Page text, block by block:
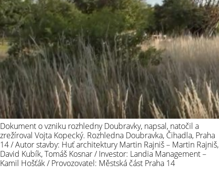
Dokument o vzniku rozhledny Doubravky, napsal, natočil a
zrežíroval Vojta Kopecký. Rozhledna Doubravka, Čihadla, Praha
14 / Autor stavby: Huť architektury Martin Rajniš – Martin Rajniš,
David Kubík, Tomáš Kosnar / Investor: Landia Management –
Kamil Hošťák / Provozovatel: Městská část Praha 14